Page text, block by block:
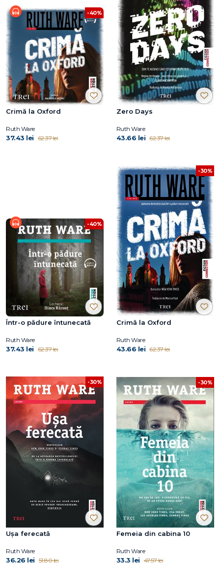
-40%
Crimă la Oxford
Ruth Ware
37.43 lei 62.37 lei
Zero Days
Ruth Ware
43.66 lei 62.37 lei
-40%
Într-o pădure întunecată
Ruth Ware
37.43 lei 62.37 lei
-30%
Crimă la Oxford
Ruth Ware
43.66 lei 62.37 lei
-30%
Ușa ferecată
Ruth Ware
36.26 lei 51.80 lei
-30%
Femeia din cabina 10
Ruth Ware
33.3 lei 47.57 lei